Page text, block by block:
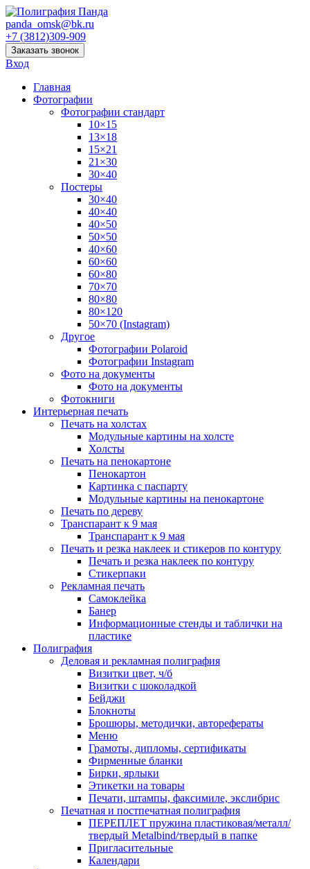
panda_omsk@bk.ru
+7 (3812)309-909
Заказать звонок
Вход
Главная
Фотографии
Фотографии стандарт
10×15
13×18
15×21
21×30
30×40
Постеры
30×40
40×40
40×50
50×50
40×60
60×60
60×80
70×70
80×80
80×120
50×70 (Instagram)
Другое
Фотографии Polaroid
Фотографии Instagram
Фото на документы
Фото на документы
Фотокниги
Интерьерная печать
Печать на холстах
Модульные картины на холсте
Холсты
Печать на пенокартоне
Пенокартон
Картинка с паспарту
Модульные картины на пенокартоне
Печать по дереву
Транспарант к 9 мая
Транспарант к 9 мая
Печать и резка наклеек и стикеров по контуру
Печать и резка наклеек по контуру
Стикерпаки
Рекламная печать
Самоклейка
Банер
Информационные стенды и таблички на
пластике
Полиграфия
Деловая и рекламная полиграфия
Визитки цвет, ч/б
Визитки с шоколадкой
Бейджи
Блокноты
Брошюры, методички, авторефераты
Меню
Грамоты, дипломы, сертификаты
Фирменные бланки
Бирки, ярлыки
Этикетки на товары
Печати, штампы, факсимиле, экслибрис
Печатная и постпечатная полиграфия
ПЕРЕПЛЕТ пружина пластиковая/металл/
твердый Metalbind/твердый в папке
Пригласительные
Календари